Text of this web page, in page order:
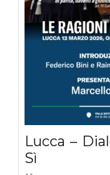
Lucca –
Sì